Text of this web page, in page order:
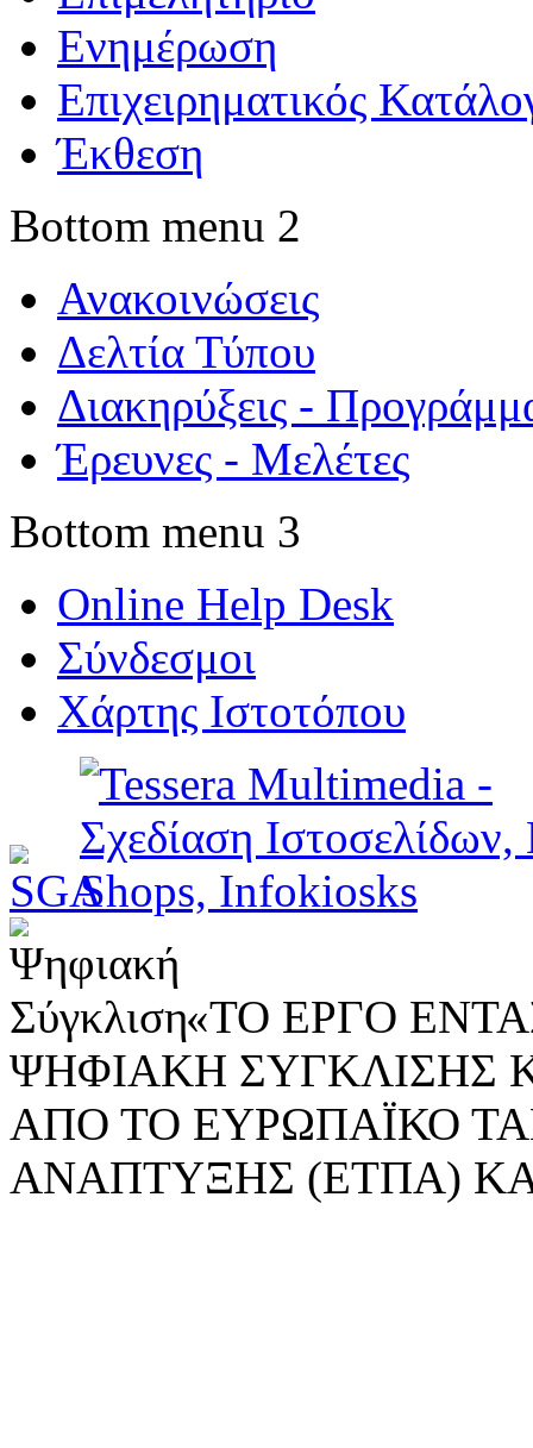
Ενημέρωση
Επιχειρηματικός
Έκθεση
Bottom menu 2
Ανακοινώσεις
Δελτία Τύπου
Διακηρύξεις -
Έρευνες - Μελέτες
Bottom menu 3
Online Help Desk
Σύνδεσμοι
Χάρτης Ιστοτόπου
«ΤΟ ΕΡΓΟ
ΨΗΦΙΑΚΗ ΣΥΓΚΛΙΣΗΣ
ΑΠΟ ΤΟ ΕΥΡΩΠΑΪΚΟ
ΑΝΑΠΤΥΞΗΣ (ΕΤΠΑ)